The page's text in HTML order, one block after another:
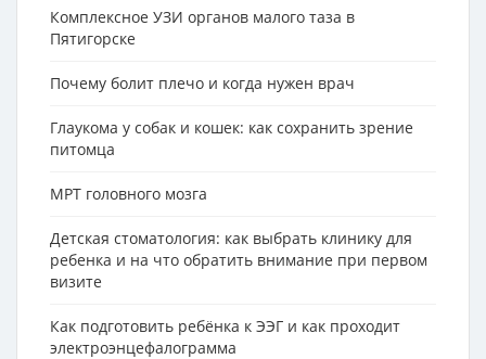
Комплексное УЗИ органов малого таза в
Пятигорске
Почему болит плечо и когда нужен врач
Глаукома у собак и кошек: как сохранить зрение
питомца
МРТ головного мозга
Детская стоматология: как выбрать клинику для
ребенка и на что обратить внимание при первом
визите
Как подготовить ребёнка к ЭЭГ и как проходит
электроэнцефалограмма